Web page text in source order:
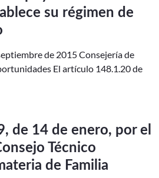
su régimen de
de 2015 Consejería de
El artículo 148.1.20 de
de 14 de enero, por el
Técnico
de Familia